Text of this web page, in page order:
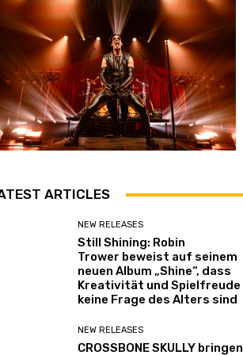
ARTICLES
NEW RELEASES
Still Shining: Robin
Trower beweist auf seinem
neuen Album „Shine“, dass
Kreativität und Spielfreude
keine Frage des Alters sind
NEW RELEASES
CROSSBONE SKULLY bringen